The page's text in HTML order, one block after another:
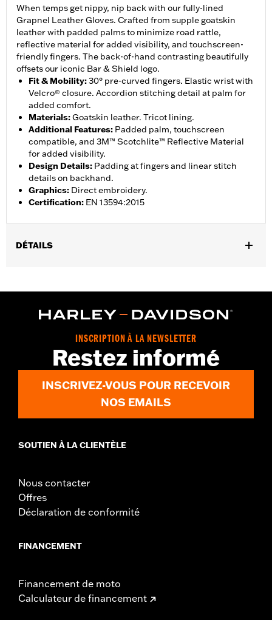
When temps get nippy, nip back with our fully-lined
Grapnel Leather Gloves. Crafted from supple goatskin
leather with padded palms to minimize road rattle,
reflective material for added visibility, and touchscreen-
friendly fingers. The back-of-hand contrasting beautifully
offsets our iconic Bar & Shield logo.
Fit & Mobility:30° pre-curved fingers. Elastic wrist with
Velcro® closure. Accordion stitching detail at palm for
added comfort.
Materials:Goatskin leather. Tricot lining.
Additional Features: Padded palm, touchscreen
compatible, and 3M™ Scotchlite™ Reflective Material
for added visibility.
Design Details: Padding at fingers and linear stitch
details on backhand.
Graphics: Direct embroidery.
Certification: EN 13594:2015
DÉTAILS
Functional Features:Touchscreen Compatible,Reflective,Pre-
WARRANTY:2 year limited warranty - Go towww.h-
for full details
Imported
INSCRIPTION À LA NEWSLETTER
Restez informé
INSCRIVEZ-VOUS POUR RECEVOIR
NOS EMAILS
SOUTIEN À LA CLIENTÈLE
Nous contacter
Offres
Déclaration de conformité
FINANCEMENT
Financement de moto
Calculateur de financement